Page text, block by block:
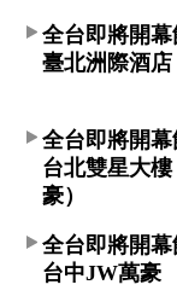
全台即將開幕
臺北洲際酒店
全台即將開幕
台北雙星大
豪）
全台即將開幕
台中JW萬豪